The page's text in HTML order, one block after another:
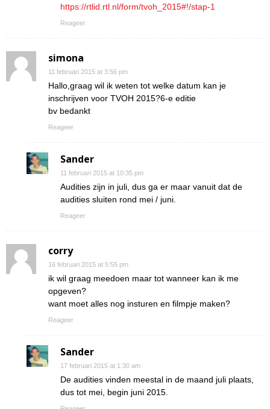
https://rtlid.rtl.nl/form/tvoh_2015#!/stap-1
Reageer
simona
11 februari 2015 at 3:56 pm
Hallo,graag wil ik weten tot welke datum kan je
inschrijven voor TVOH 2015?6-e editie
bv bedankt
Reageer
Sander
11 februari 2015 at 10:35 pm
Audities zijn in juli, dus ga er maar vanuit dat de
audities sluiten rond mei / juni.
Reageer
corry
16 februari 2015 at 5:55 pm
ik wil graag meedoen maar tot wanneer kan ik me
opgeven?
want moet alles nog insturen en filmpje maken?
Reageer
Sander
17 februari 2015 at 1:30 am
De audities vinden meestal in de maand juli plaats,
dus tot mei, begin juni 2015.